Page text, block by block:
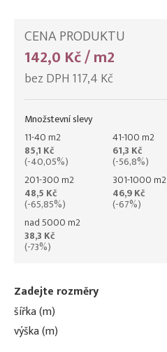
CENA PRODUKTU
142,0 Kč / m2
bez DPH 117,4 Kč
Množstevní slevy
11-40 m2
85,1 Kč
(-40,05%)
41-100 m2
61,3 Kč
(-56,8%)
201-300 m2
48,5 Kč
(-65,85%)
301-1000 m2
46,9 Kč
(-67%)
nad 5000 m2
38,3 Kč
(-73%)
Zadejte rozměry
šířka (m)
výška (m)